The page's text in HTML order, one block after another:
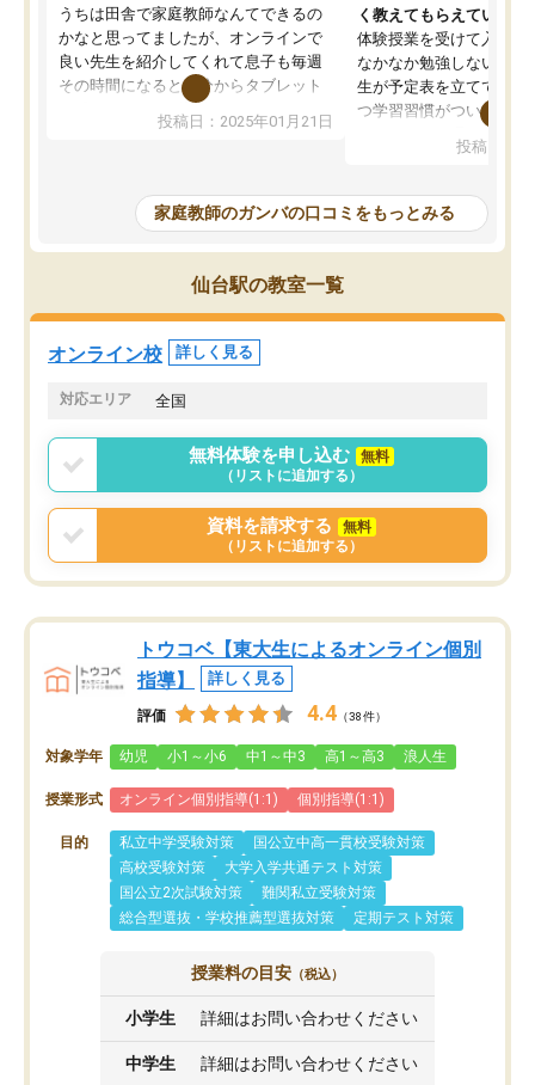
うちは田舎で家庭教師なんてできるの
かなと思ってましたが、オンラインで
良い先生を紹介してくれて息子も毎週
その時間になると自分からタブレット
た！5科目なんでもOKなのもとても気
めて1年ほどだった今では平均点以上の
科目が増えてきました！あと1年受験ま
であるので無料の週末教室を使用しな
がら頑張って欲しいと思います！
投稿日：2025年01月21日
く教えてもらえている
体験授業を受けて入塾し
なかなか勉強しない息子
生が予定表を立ててくれ
つ学習習慣がついてきま
指導が無い日も予定表
問できるのでとても助か
投稿日：
家庭教師のガンバの口コミをもっとみる
仙台駅の教室一覧
オンライン校 詳しく見る
対応エリア 全国
無料体験を申し込む
無料
（リストに追加する）
資料を請求する
無料
（リストに追加する）
トウコベ【東大生によるオンライン個別
指導】
詳しく見る
評価 4.4 （38件）
対象学年 幼児 小1～小6 中1～中3 高1～高3 浪人生
授業形式 オンライン個別指導(1:1) 個別指導(1:1)
目的 私立中学受験対策
国公立中高一貫校受験対策
高校受験対策
大学入学共通テスト対策
国公立2次試験対策
難関私立受験対策
総合型選抜・学校推薦型選抜対策
定期テスト対策
授業料の目安 （税込）
小学生 詳細はお問い合わせください
中学生 詳細はお問い合わせください